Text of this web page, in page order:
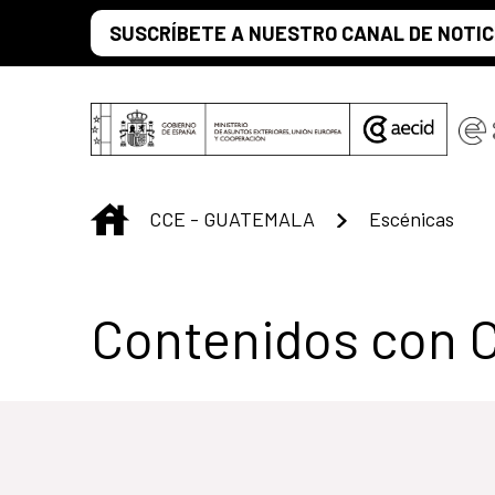
Saltar al contenido principal
SUSCRÍBETE A NUESTRO CANAL DE
INICIO
CCE - GUATEMALA Escénicas
Centro Cultural
Contenidos con